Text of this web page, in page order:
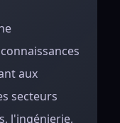
aux
secteurs
l'ingénierie,